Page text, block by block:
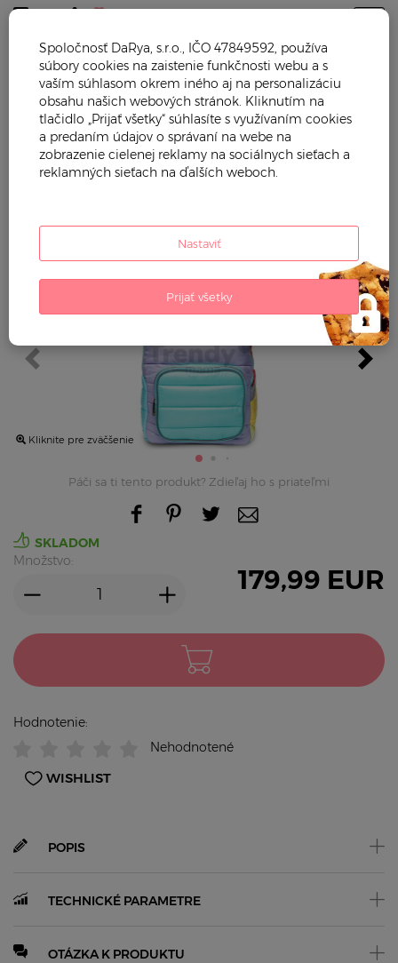
Trendy mama Hračky Školské potreby
Školská taška batoh New Bobbie
Puffer Pastel PartyJeune
Premierergonomická luxusné
prevedenie 42*30 cm
Kód:JPBO226268 Kategória:Školské potreby
Kliknite pre zväčšenie
Páči sa ti tento produkt? Zdieľaj ho s priateľmi
SKLADOM
Množstvo:
179,99 EUR
Hodnotenie:
Nehodnotené
WISHLIST
POPIS
TECHNICKÉ PARAMETRE
OTÁZKA K PRODUKTU
Spoločnosť DaRya, s.r.o., IČO 47849592, používa
súbory cookies na zaistenie funkčnosti webu a s
vaším súhlasom okrem iného aj na personalizáciu
obsahu našich webových stránok. Kliknutím na
tlačidlo „Prijať všetky“ súhlasíte s využívaním cookies
a predaním údajov o správaní na webe na
zobrazenie cielenej reklamy na sociálnych sieťach a
reklamných sieťach na ďalších weboch.
Nastaviť
Prijať všetky